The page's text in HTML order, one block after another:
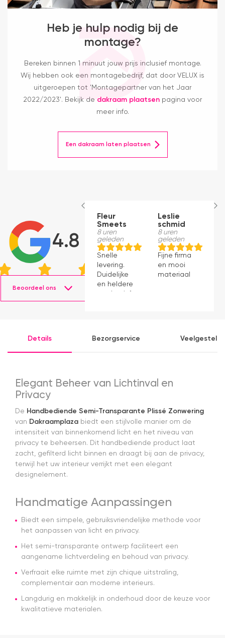
Heb je hulp nodig bij de
montage?
Bereken binnen 1 minuut jouw prijs inclusief montage.
Wij hebben ook een montagebedrijf, dat door VELUX is
uitgeroepen tot 'Montagepartner van het Jaar
2022/2023'. Bekijk de dakraam plaatsen pagina voor
meer info.
Een dakraam laten plaatsen
4.8
Beoordeel ons
Fleur
Smeets
8 uren
geleden
Snelle
levering.
Duidelijke
en heldere
productinformatie.
goede
perfect
Leslie
schmid
8 uren
geleden
Fijne firma
en mooi
materiaal
Details Bezorgservice
Elegant Beheer van Lichtinval en
Privacy
De Handbediende Semi-Transparante Plissé Zonwering
van Dakraamplaza biedt een stijlvolle manier om de
intensiteit van binnenkomend licht en het niveau van
privacy te beheersen. Dit handbediende product laat
zacht, gefilterd licht binnen en draagt bij aan de privacy,
terwijl het uw interieur verrijkt met een elegant
designelement.
Handmatige Aanpassingen
Biedt een simpele, gebruiksvriendelijke methode voor
het aanpassen van licht en privacy.
Het semi-transparante ontwerp faciliteert een
aangename lichtverdeling en behoud van privacy.
Verfraait elke ruimte met zijn chique uitstraling,
complementair aan moderne interieurs.
Langdurig en makkelijk in onderhoud door de keuze voor
kwalitatieve materialen.